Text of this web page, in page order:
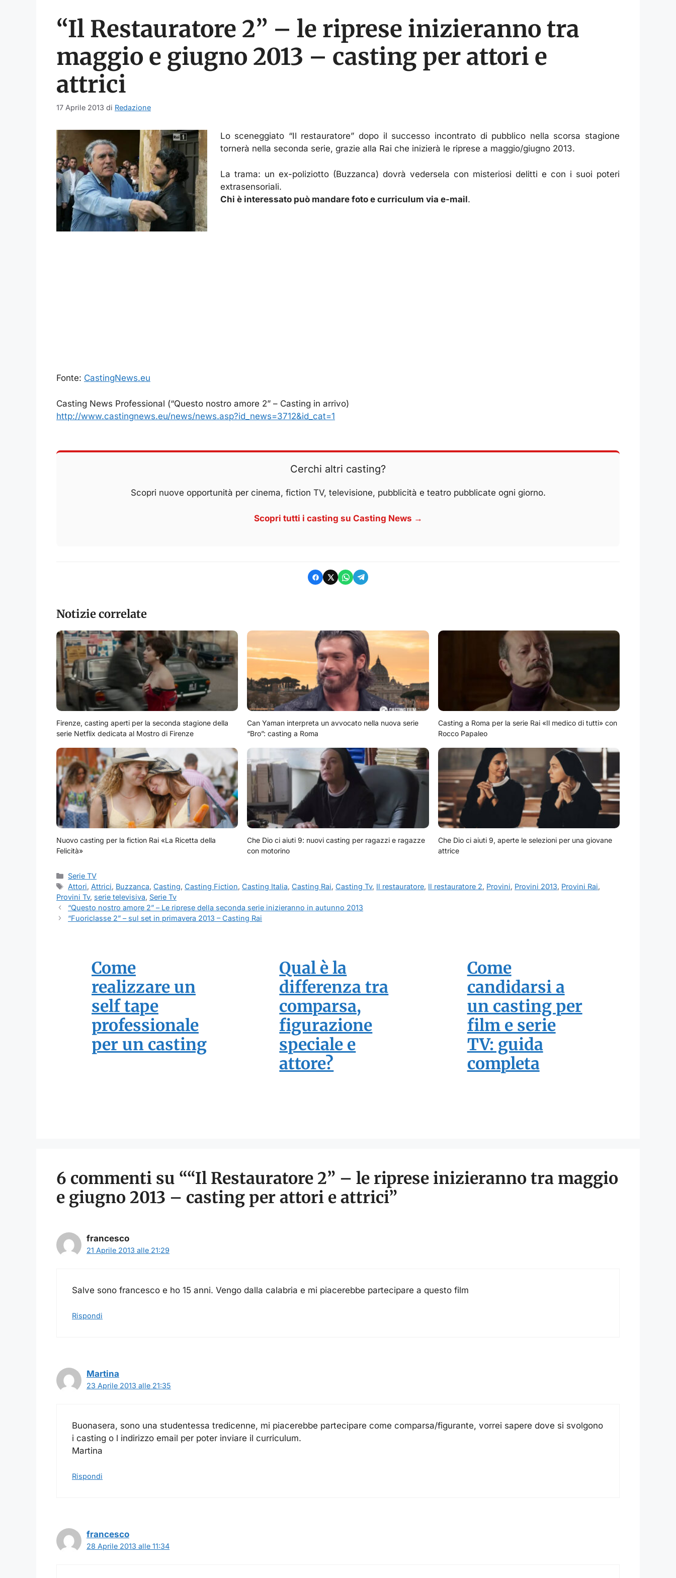
“Il Restauratore 2” – le riprese inizieranno tra
maggio e giugno 2013 – casting per attori e
attrici
17 Aprile 2013 di Redazione
Lo sceneggiato “Il restauratore” dopo il successo incontrato di pubblico nella scorsa stagione
tornerà nella seconda serie, grazie alla Rai che inizierà le riprese a maggio/giugno 2013.
La trama: un ex-poliziotto (Buzzanca) dovrà vedersela con misteriosi delitti e con i suoi poteri
extrasensoriali.
Chi è interessato può mandare foto e curriculum via e-mail.
Fonte: CastingNews.eu
Casting News Professional (“Questo nostro amore 2” – Casting in arrivo)
http://www.castingnews.eu/news/news.asp?id_news=3712&id_cat=1
Cerchi altri casting?
Scopri nuove opportunità per cinema, fiction TV, televisione, pubblicità e teatro pubblicate ogni giorno.
Scopri tutti i casting su Casting News →
Notizie correlate
Firenze, casting aperti per la seconda stagione della
serie Netflix dedicata al Mostro di Firenze
Can Yaman interpreta un avvocato nella nuova serie
“Bro”: casting a Roma
Casting a Roma per la serie Rai «Il medico di tutti» con
Rocco Papaleo
Nuovo casting per la fiction Rai «La Ricetta della
Felicità»
Che Dio ci aiuti 9: nuovi casting per ragazzi e ragazze
con motorino
Che Dio ci aiuti 9, aperte le selezioni per una giovane
attrice
Categorie
Serie TV
Tag
Attori, Attrici, Buzzanca,Casting,Casting Fiction,Casting Italia,Casting Rai,Casting Tv, Il restauratore, Il restauratore 2, Provini, Provini 2013, Provini Rai,
Provini Tv, serie televisiva, Serie Tv
“Questo nostro amore 2” – Le riprese della seconda serie inizieranno in autunno 2013
“Fuoriclasse 2” – sul set in primavera 2013 – Casting Rai
Come
realizzare un
self tape
professionale
per un casting
Qual è la
differenza tra
comparsa,
figurazione
speciale e
attore?
Come
candidarsi a
un casting per
film e serie
TV: guida
completa
6 commenti su ““Il Restauratore 2” – le riprese inizieranno tra maggio
e giugno 2013 – casting per attori e attrici”
francesco
21 Aprile 2013 alle 21:29
Salve sono francesco e ho 15 anni. Vengo dalla calabria e mi piacerebbe partecipare a questo film
Rispondi
Martina
23 Aprile 2013 alle 21:35
Buonasera, sono una studentessa tredicenne, mi piacerebbe partecipare come comparsa/figurante, vorrei sapere dove si svolgono
i casting o l indirizzo email per poter inviare il curriculum.
Martina
Rispondi
francesco
28 Aprile 2013 alle 11:34